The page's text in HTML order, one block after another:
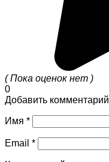
( Пока оценок нет )
0
Добавить комментарий
Имя *
Email *